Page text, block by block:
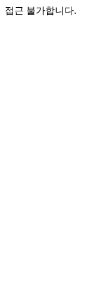
접근 불가합니다.